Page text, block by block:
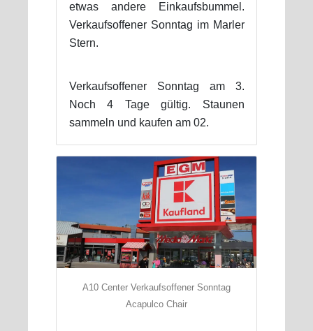
etwas andere Einkaufsbummel.
Verkaufsoffener Sonntag im Marler
Stern.
Verkaufsoffener Sonntag am 3.
Noch 4 Tage gültig. Staunen
sammeln und kaufen am 02.
A10 Center Verkaufsoffener Sonntag
Acapulco Chair